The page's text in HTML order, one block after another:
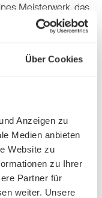
Über Cookies
Anzeigen zu
Medien anbieten
Website zu
zu Ihrer
Partner für
weiter. Unsere
Meisterwerk, das
Wohlfühloase
glatt, sanft kühlend,
erlesenen
Behaglichkeit
nur ein Produkt,
und Luxus fallen zu
am besten
in Welten, die nur